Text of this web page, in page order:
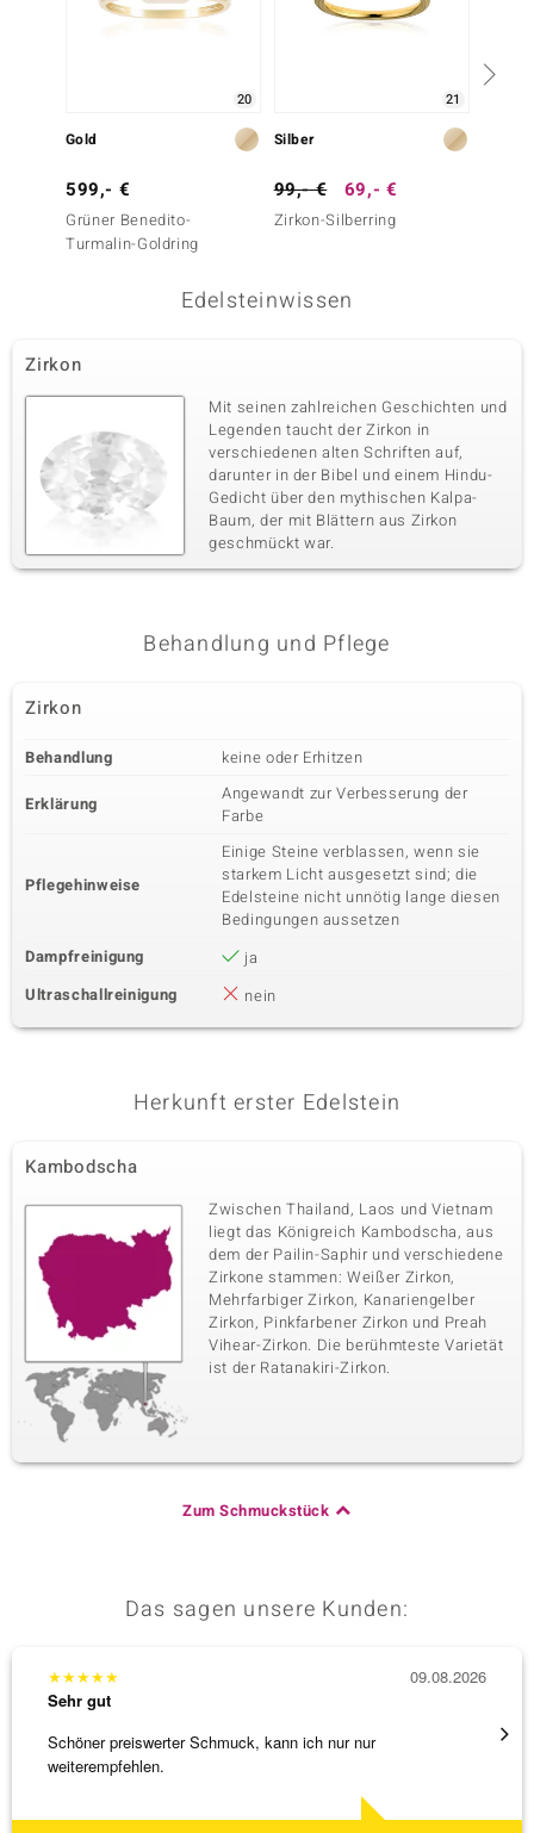
20
Gold
599,- €
Grüner Benedito-
Turmalin-Goldring
21
Silber
99,- € 69,- €
Zirkon-Silberring
Edelsteinwissen
Zirkon
Mit seinen zahlreichen Geschichten und
Legenden taucht der Zirkon in
verschiedenen alten Schriften auf,
darunter in der Bibel und einem Hindu-
Gedicht über den mythischen Kalpa-
Baum, der mit Blättern aus Zirkon
geschmückt war.
Behandlung und Pflege
Zirkon
Behandlung keine oder Erhitzen
Erklärung
Angewandt zur Verbesserung der
Farbe
Pflegehinweise
Einige Steine verblassen, wenn sie
starkem Licht ausgesetzt sind; die
Edelsteine nicht unnötig lange diesen
Bedingungen aussetzen
Dampfreinigung
ja
Ultraschallreinigung
nein
Herkunft erster Edelstein
Kambodscha
Zwischen Thailand, Laos und Vietnam
liegt das Königreich Kambodscha, aus
dem der Pailin-Saphir und verschiedene
Zirkone stammen: Weißer Zirkon,
Mehrfarbiger Zirkon, Kanariengelber
Zirkon, Pinkfarbener Zirkon und Preah
Vihear-Zirkon. Die berühmteste Varietät
ist der Ratanakiri-Zirkon.
Zum Schmuckstück
Das sagen unsere Kunden:
★★★★★
Sehr gut
Schöner preiswerter Schmuck, kann ich nur nur
weiterempfehlen.
09.08.2026
3 x